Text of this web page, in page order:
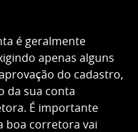
é geralmente
apenas alguns
do cadastro,
da sua conta
É importante
boa corretora vai